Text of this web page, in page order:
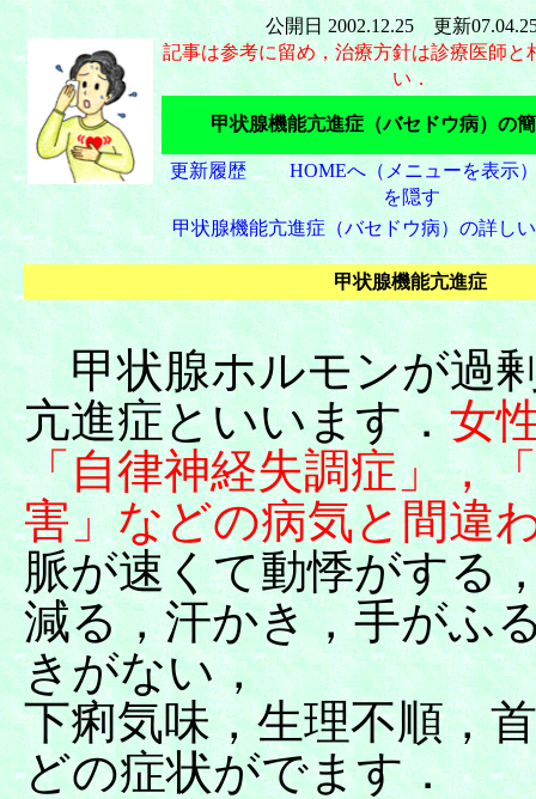
公開日 2002.12.25 更新
記事は参考に留め，治療方針は診療医師と
い．
甲状腺機能亢進症（バセドウ病）の
更新履歴
HOMEへ（メニューを表示
を隠す
甲状腺機能亢進症（バセドウ病）の詳し
甲状腺機能亢進症
甲状腺ホルモンが過
亢進症といいます．女
「自律神経失調症」，
害」などの病気と間違
脈が速くて動悸がする
減る，汗かき，手がふ
きがない，
下痢気味，生理不順，
どの症状がでます．